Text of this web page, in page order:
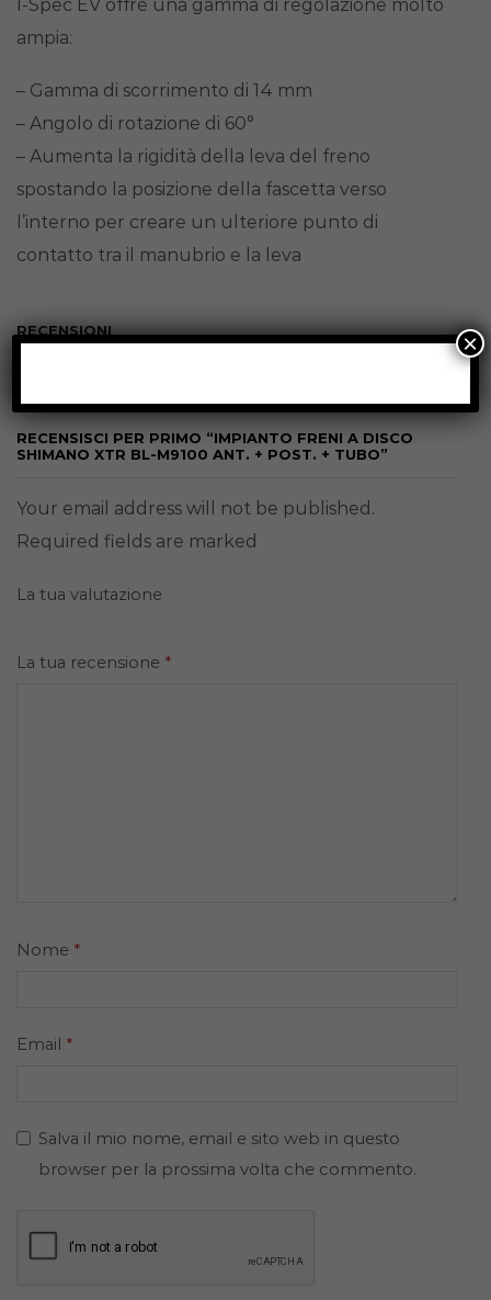
I-Spec EV offre una gamma di regolazione molto
ampia:
– Gamma di scorrimento di 14 mm
– Angolo di rotazione di 60°
– Aumenta la rigidità della leva del freno
spostando la posizione della fascetta verso
l’interno per creare un ulteriore punto di
contatto tra il manubrio e la leva
RECENSIONI
RECENSISCI PER PRIMO “IMPIANTO FRENI A DISCO
SHIMANO XTR BL-M9100 ANT. + POST. + TUBO”
Your email address will not be published.
Required fields are marked
La tua valutazione
La tua recensione *
Nome *
Email *
Salva il mio nome, email e sito web in questo
browser per la prossima volta che commento.
×